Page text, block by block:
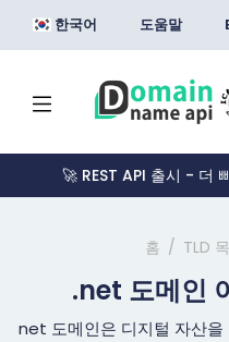
한국어 도움말
🚀 REST API 출시 - 더
홈 TLD
.net 도메인
net 도메인은 디지털 자산을